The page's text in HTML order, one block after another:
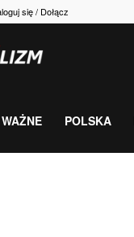
się / Dołącz
gospodarka,
POLSKA